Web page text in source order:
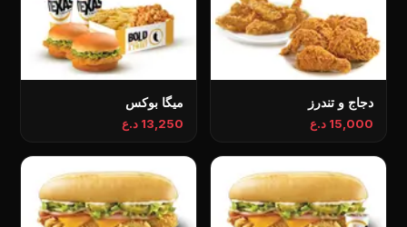
دجاج و تندرز
15,000 د.ع
میگا بوکس
13,250 د.ع